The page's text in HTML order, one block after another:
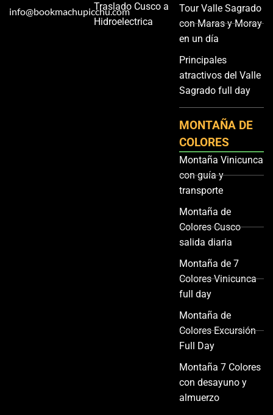
info@bookmachupicchu.comTraslado Cusco a
Hidroelectrica
Tour Valle Sagrado
con Maras y Moray
en un día
Principales
atractivos del Valle
Sagrado full day
MONTAÑA DE
COLORES
Montaña Vinicunca
con guía y
transporte
Montaña de
Colores Cusco
salida diaria
Montaña de 7
Colores Vinicunca
full day
Montaña de
Colores Excursión
Full Day
Montaña 7 Colores
con desayuno y
almuerzo